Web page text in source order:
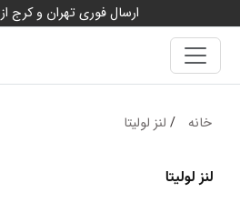
ارسال فوری تهران و کرج از
خانه / لنز لولیتا
لنز لولیتا